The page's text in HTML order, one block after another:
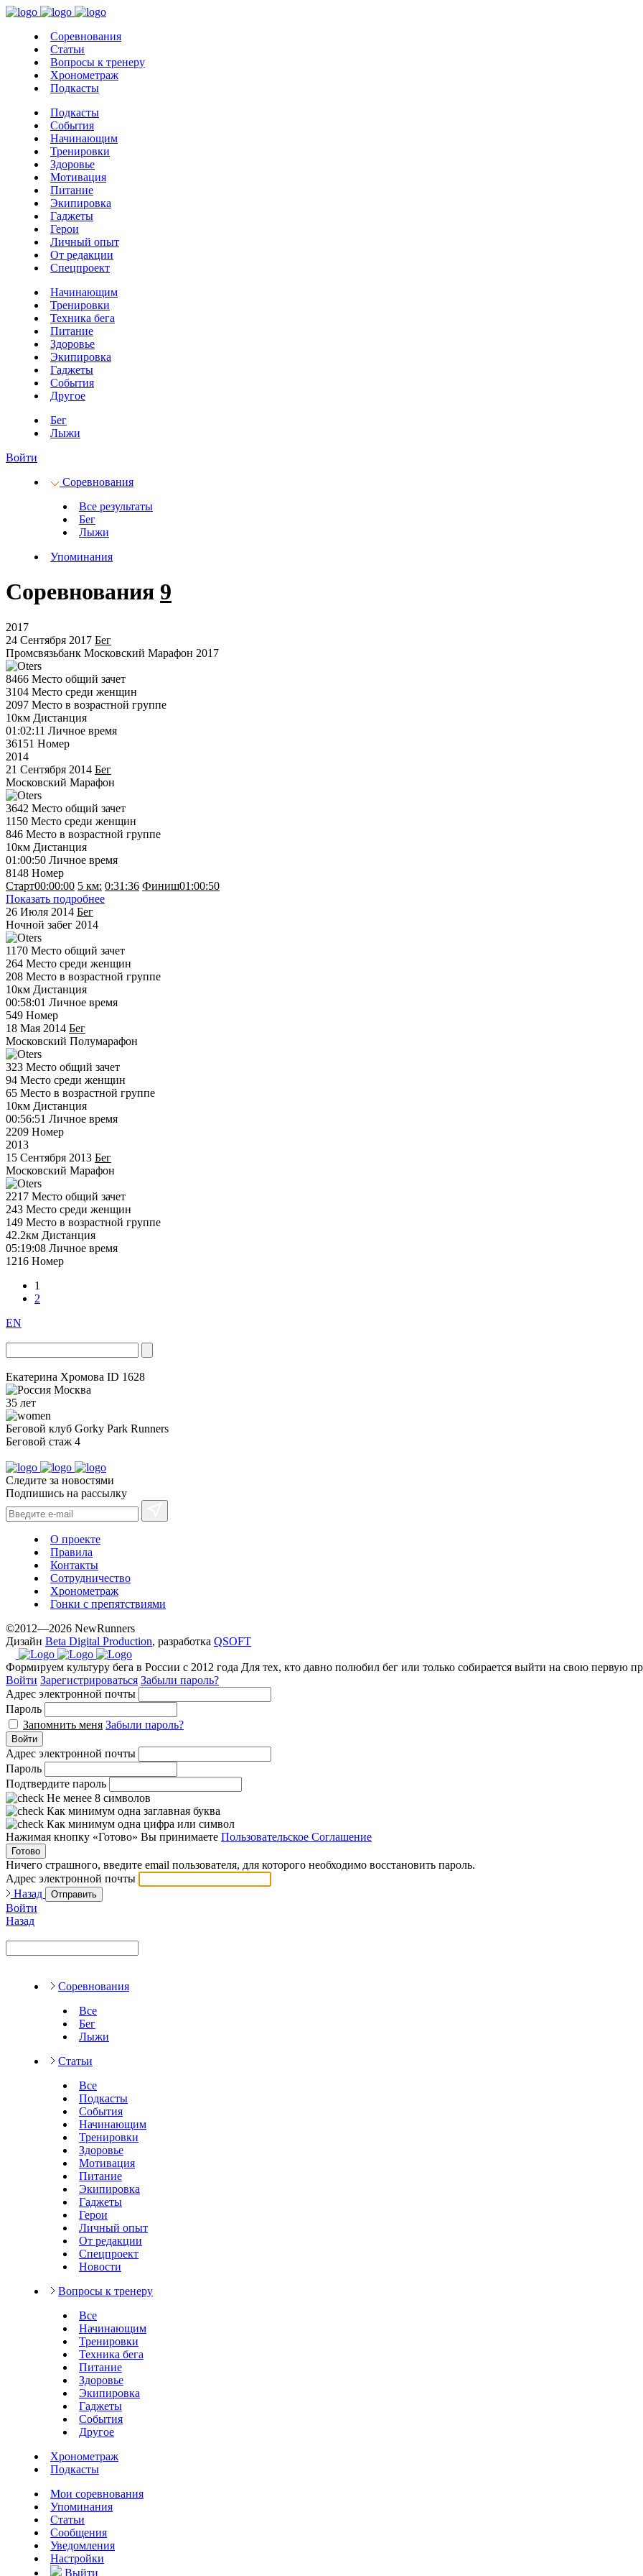
Соревнования
Статьи
Вопросы к тренеру
Хронометраж
Подкасты
Подкасты
События
Начинающим
Тренировки
Здоровье
Мотивация
Питание
Экипировка
Гаджеты
Герои
Личный опыт
От редакции
Спецпроект
Начинающим
Тренировки
Техника бега
Питание
Здоровье
Экипировка
Гаджеты
События
Другое
Бег
Лыжи
Войти
Соревнования
Все результаты
Бег
Лыжи
Упоминания
Соревнования 9
2017
24 Сентября 2017 Бег
Промсвязьбанк Московский Марафон 2017
8466 Место общий зачет
3104 Место среди женщин
2097 Место в возрастной группе
10км Дистанция
01:02:11 Личное время
36151 Номер
2014
21 Сентября 2014 Бег
Московский Марафон
3642 Место общий зачет
1150 Место среди женщин
846 Место в возрастной группе
10км Дистанция
01:00:50 Личное время
8148 Номер
Старт00:00:00 5 км: 0:31:36 Финиш01:00:50
Показать подробнее
26 Июля 2014 Бег
Ночной забег 2014
1170 Место общий зачет
264 Место среди женщин
208 Место в возрастной группе
10км Дистанция
00:58:01 Личное время
549 Номер
18 Мая 2014 Бег
Московский Полумарафон
323 Место общий зачет
94 Место среди женщин
65 Место в возрастной группе
10км Дистанция
00:56:51 Личное время
2209 Номер
2013
15 Сентября 2013 Бег
Московский Марафон
2217 Место общий зачет
243 Место среди женщин
149 Место в возрастной группе
42.2км Дистанция
05:19:08 Личное время
1216 Номер
1
2
EN
Екатерина Хромова ID 1628
Москва
35 лет
Беговой клуб Gorky Park Runners
Беговой стаж 4
Следите за новостями
Подпишись на рассылку
О проекте
Правила
Контакты
Сотрудничество
Хронометраж
Гонки с препятствиями
©2012—2026 NewRunners
Дизайн Beta Digital Production, разработка QSOFT
Формируем культуру бега в России с 2012 года Для тех, кто давно полюбил бег или только собирается выйти на свою первую
Войти Зарегистрироваться Забыли пароль?
Адрес электронной почты
Пароль
Запомнить меня Забыли пароль?
Войти
Адрес электронной почты
Пароль
Подтвердите пароль
Не менее 8 символов
Как минимум одна заглавная буква
Как минимум одна цифра или символ
Нажимая кнопку «Готово» Вы принимаете Пользовательское Соглашение
Готово
Ничего страшного, введите email пользователя, для которого необходимо восстановить пароль.
Адрес электронной почты
Назад
Отправить
Войти
Назад
Соревнования
Все
Бег
Лыжи
Статьи
Все
Подкасты
События
Начинающим
Тренировки
Здоровье
Мотивация
Питание
Экипировка
Гаджеты
Герои
Личный опыт
От редакции
Спецпроект
Новости
Вопросы к тренеру
Все
Начинающим
Тренировки
Техника бега
Питание
Здоровье
Экипировка
Гаджеты
События
Другое
Хронометраж
Подкасты
Мои соревнования
Упоминания
Статьи
Сообщения
Уведомления
Настройки
Выйти